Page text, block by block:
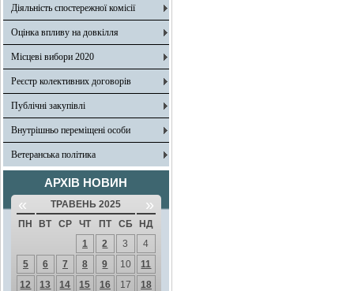
Діяльність спостережної комісії
Оцінка впливу на довкілля
Місцеві вибори 2020
Реєстр колективних договорів
Публічні закупівлі
Внутрішньо переміщені особи
Ветеранська політика
АРХІВ НОВИН
« ТРАВЕНЬ 2025 »
ПН ВТ СР ЧТ ПТ СБ
НД
1
2 3
4
5
6 7 8 9 10
11
12
13 14 15 16 17
18